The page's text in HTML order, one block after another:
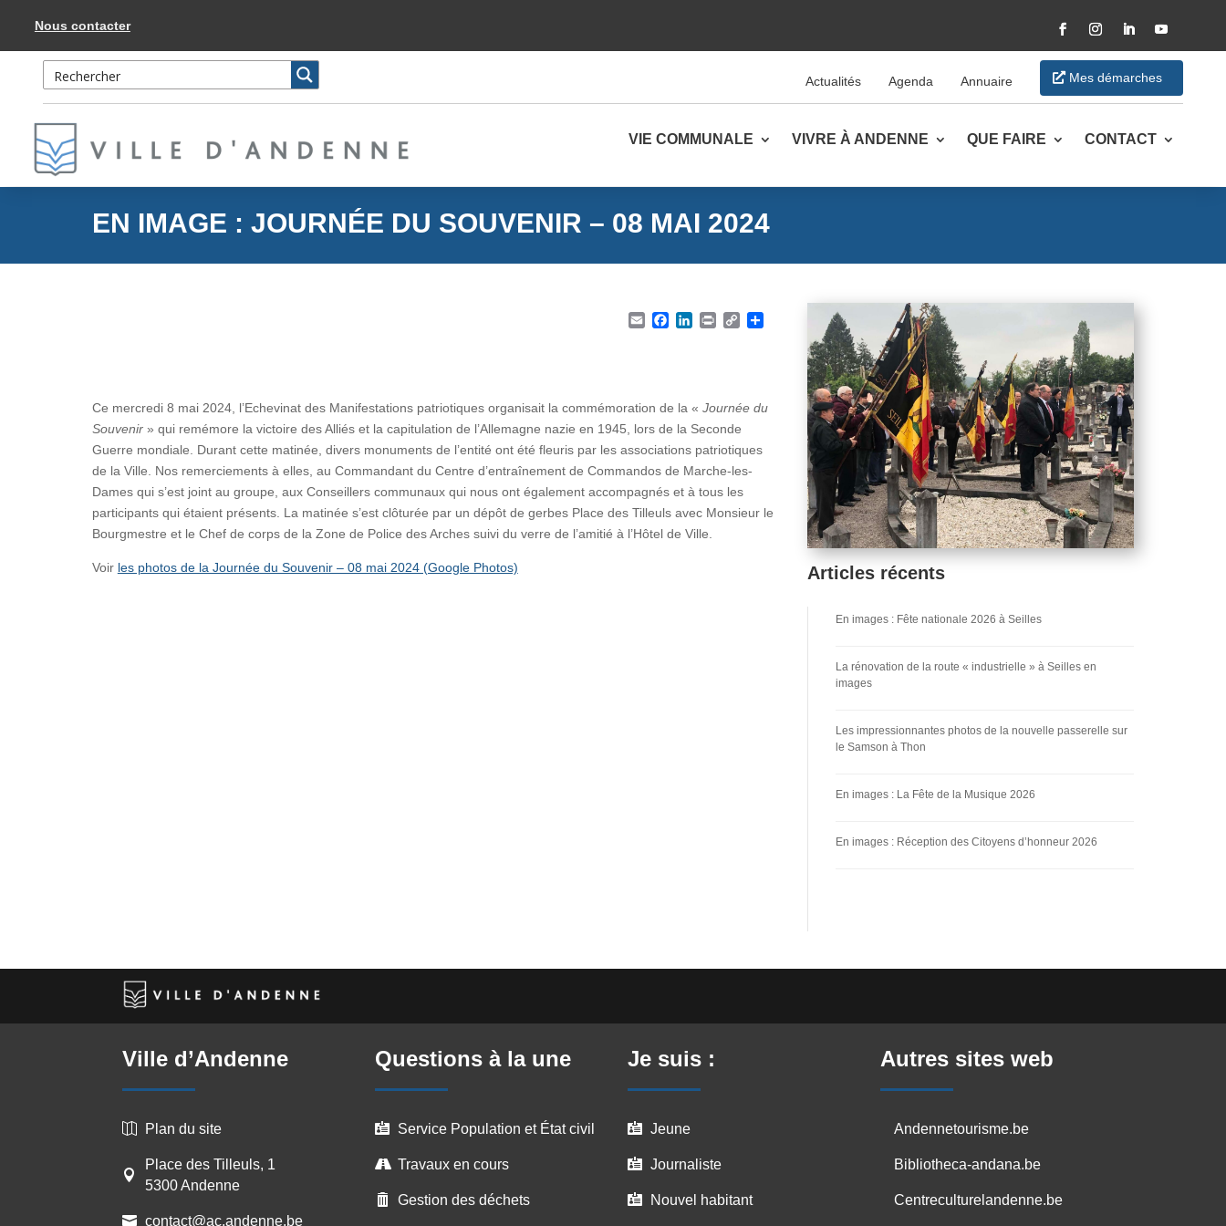
Nous contacter
FacebookInstagram
LinkedInYouTube
Actualités Agenda Annuaire Mes démarches
VIE COMMUNALE VIVRE À ANDENNE QUE FAIRE CONTACT
EN IMAGE : JOURNÉE DU SOUVENIR – 08 MAI 2024
EmailFacebook
LinkedIn
PrintCopy Link
Partager
Ce mercredi 8 mai 2024, l’Echevinat des Manifestations patriotiques organisait la commémoration de la « Journée du
Souvenir» qui remémore la victoire des Alliés et la capitulation de l’Allemagne nazie en 1945, lors de la Seconde
Guerre mondiale. Durant cette matinée, divers monuments de l’entité ont été fleuris par les associations patriotiques
de la Ville. Nos remerciements à elles, au Commandant du Centre d’entraînement de Commandos de Marche-les-
Dames qui s’est joint au groupe, aux Conseillers communaux qui nous ont également accompagnés et à tous les
participants qui étaient présents. La matinée s’est clôturée par un dépôt de gerbes Place des Tilleuls avec Monsieur le
Bourgmestre et le Chef de corps de la Zone de Police des Arches suivi du verre de l’amitié à l’Hôtel de Ville.
Voir les photos de la Journée du Souvenir – 08 mai 2024 (Google Photos) Articles récents
En images : Fête nationale 2026 à Seilles
La rénovation de la route « industrielle » à Seilles en
images
Les impressionnantes photos de la nouvelle passerelle sur
le Samson à Thon
En images : La Fête de la Musique 2026
En images : Réception des Citoyens d’honneur 2026
Ville d’Andenne
 Plan du site

Place des Tilleuls, 1
5300 Andenne
 contact@ac.andenne.be
Questions à la une
 Service Population et État civil
 Travaux en cours
 Gestion des déchets
Je suis :
 Jeune
 Journaliste
 Nouvel habitant
Autres sites web
Andennetourisme.be
Bibliotheca-andana.be
Centreculturelandenne.be